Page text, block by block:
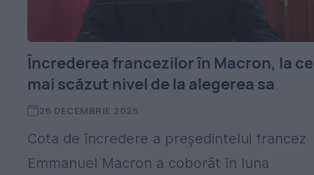
Încrederea francezilor în Macron, la
mai scăzut nivel de la alegerea sa
26 DECEMBRIE 2025
Cota de încredere a președintelui francez
Emmanuel Macron a coborât în luna